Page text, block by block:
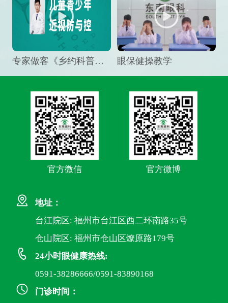
专家做客《乡约科普》栏目，预防孩子近视竟然这么“简单” 眼保健操教学
官方微信 官方微博
地址：
台江院区: 福州市台江区西二环南路35号
仓山院区: 福州市仓山区燎原路179号
24小时眼健康热线:
0591-38286666/0591-83890168
门诊时间：